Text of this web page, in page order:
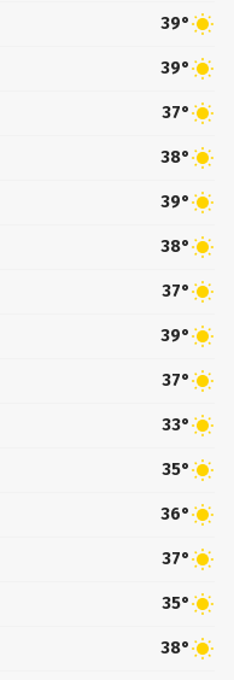
39°
39°
37°
38°
39°
38°
37°
39°
37°
33°
35°
36°
37°
35°
38°